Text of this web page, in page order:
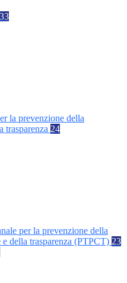
la prevenzione della
trasparenza 24
per la prevenzione della
della trasparenza (PTPCT) 23